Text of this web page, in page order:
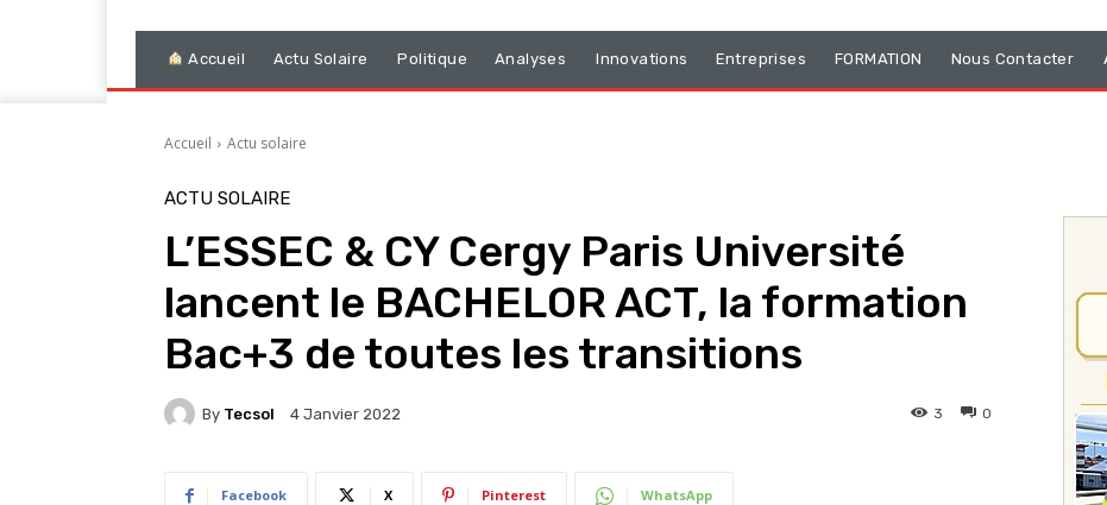
Accueil Actu Solaire Politique Analyses Innovations Entreprises FORMATION Nous Contacter
Accueil Actu solaire
ACTU SOLAIRE
L’ESSEC & CY Cergy Paris Université
lancent le BACHELOR ACT, la formation
Bac+3 de toutes les transitions
By Tecsol 4 Janvier 2022 0
3
Facebook X Pinterest WhatsApp